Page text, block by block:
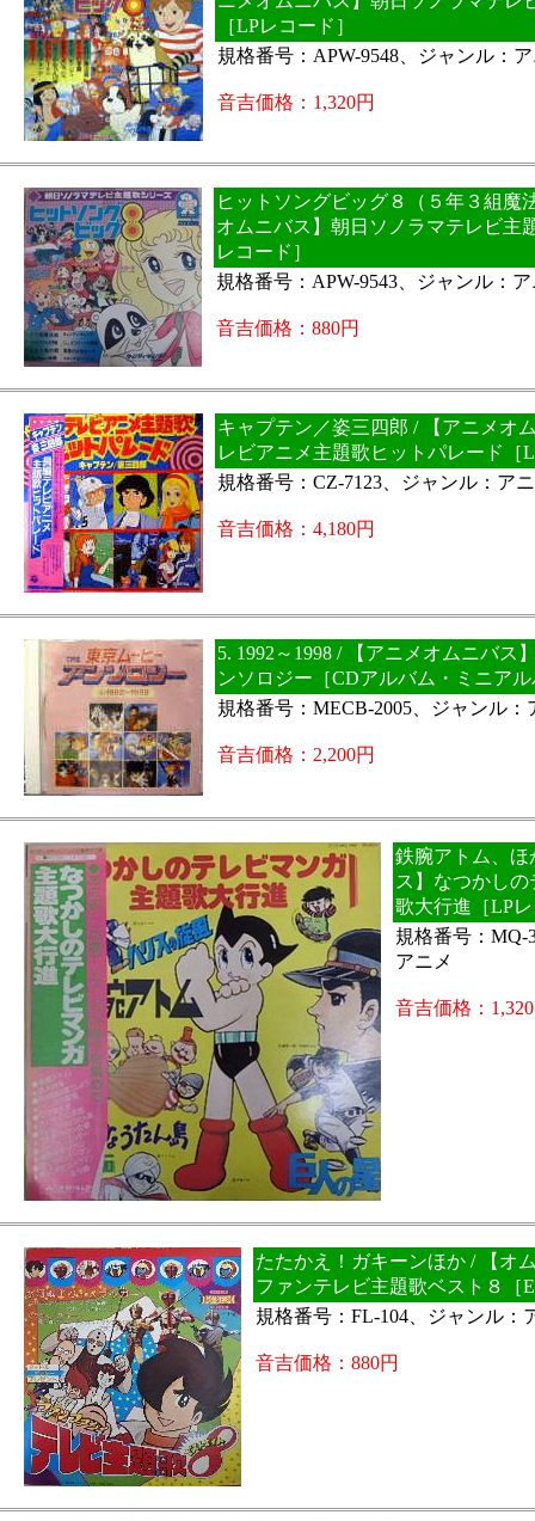
［LPレコード］
規格番号：APW-9548、ジャンル：
音吉価格：1,320円
ヒットソングビッグ８（５年３組魔
オムニバス】朝日ソノラマテレビ主
レコード］
規格番号：APW-9543、ジャンル：
音吉価格：880円
キャプテン／姿三四郎 / 【アニメオ
レビアニメ主題歌ヒットパレード［
規格番号：CZ-7123、ジャンル：ア
音吉価格：4,180円
5. 1992～1998 / 【アニメオムニバス
ンソロジー［CDアルバム・ミニア
規格番号：MECB-2005、ジャンル：
音吉価格：2,200円
鉄腕アトム、ほ
ス】なつかし
歌大行進［LP
規格番号：MQ-
アニメ
音吉価格：
たたかえ！ガキーンほか / 【オ
ファンテレビ主題歌ベスト８［
規格番号：FL-104、ジャンル：
音吉価格：880円